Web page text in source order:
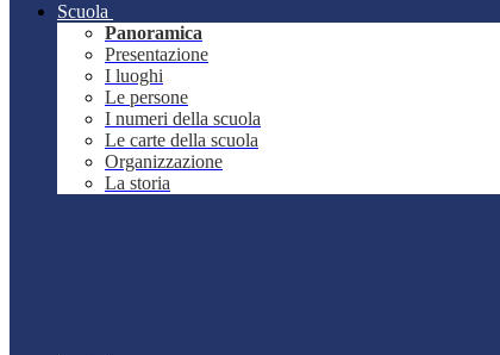
Scuola
Panoramica
Presentazione
I luoghi
Le persone
I numeri della scuola
Le carte della scuola
Organizzazione
La storia